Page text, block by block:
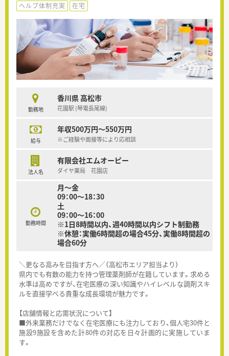
ヘルプ体制充実
在宅
勤務地
香川県 高松市
花園駅 (琴電長尾線)
給与
年収500万円～550万円
※ご経験や面接等により応相談
法人名
有限会社エムオーピー
ダイヤ薬局 花園店
勤務時間
月～金
09：00～18：30
土
09：00～16：00
※1日8時間以内、週40時間以内シフト制勤務
※休憩：実働6時間超の場合45分、実働8時間超の
場合60分
＼更なる高みを目指す方へ／（高松市エリア担当より）
県内でも有数の能力を持つ管理薬剤師が在籍しています。求める
水準は高めですが、在宅医療の深い知識やハイレベルな調剤スキ
ルを直接学べる貴重な成長環境が魅力です。
【店舗情報と応需状況について】
■外来業務だけでなく在宅医療にも注力しており、個人宅30件と
施設9施設を含めた計80件の対応を日々計画的に実施していま
す。